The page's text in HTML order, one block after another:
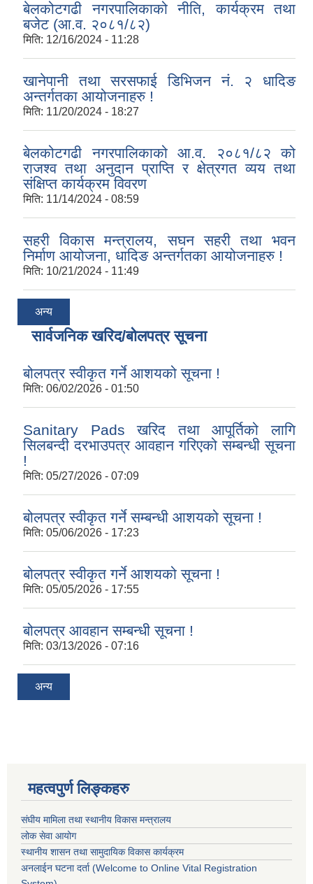
बेलकोटगढी नगरपालिकाको नीति, कार्यक्रम तथा
बजेट (आ.व. २०८१/८२)
मिति: 12/16/2024 - 11:28
खानेपानी तथा सरसफाई डिभिजन नं. २ धादिङ
अन्तर्गतका आयोजनाहरु !
मिति: 11/20/2024 - 18:27
बेलकोटगढी नगरपालिकाको आ.व. २०८१/८२ को
राजश्व तथा अनुदान प्राप्ति र क्षेत्रगत व्यय तथा
संक्षिप्त कार्यक्रम विवरण
मिति: 11/14/2024 - 08:59
सहरी विकास मन्त्रालय, सघन सहरी तथा भवन
निर्माण आयोजना, धादिङ अन्तर्गतका आयोजनाहरु !
मिति: 10/21/2024 - 11:49
अन्य
सार्वजनिक खरिद/बोलपत्र सूचना
बोलपत्र स्वीकृत गर्ने आशयको सूचना !
मिति: 06/02/2026 - 01:50
Sanitary Pads खरिद तथा आपूर्तिको लागि
सिलबन्दी दरभाउपत्र आवहान गरिएको सम्बन्धी सूचना
!
मिति: 05/27/2026 - 07:09
बोलपत्र स्वीकृत गर्ने सम्बन्धी आशयको सूचना !
मिति: 05/06/2026 - 17:23
बोलपत्र स्वीकृत गर्ने आशयको सूचना !
मिति: 05/05/2026 - 17:55
बोलपत्र आवहान सम्बन्धी सूचना !
मिति: 03/13/2026 - 07:16
अन्य
महत्वपुर्ण लिङ्कहरु
संघीय मामिला तथा स्थानीय विकास मन्त्रालय
लोक सेवा आयोग
स्थानीय शासन तथा सामुदायिक विकास कार्यक्रम
अनलाईन घटना दर्ता (Welcome to Online Vital Registration